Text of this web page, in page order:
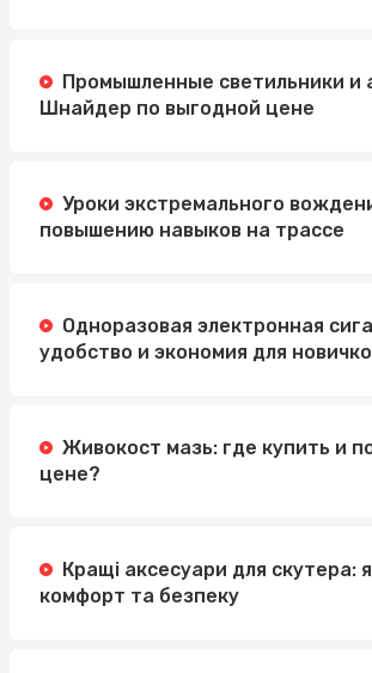
Промышленные светильники и
Шнайдер по выгодной цене
Уроки экстремального
повышению навыков на трассе
Одноразовая электронная
удобство и экономия для
Живокост мазь: где купить и
цене?
Кращі аксесуари для скутера:
комфорт та безпеку